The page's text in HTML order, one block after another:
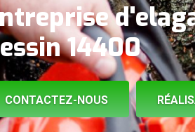
14400
CONTACTEZ-NOUS